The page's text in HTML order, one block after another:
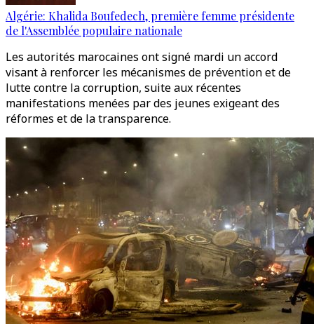
Algérie: Khalida Boufedech, première femme présidente
de l'Assemblée populaire nationale
Les autorités marocaines ont signé mardi un accord
visant à renforcer les mécanismes de prévention et de
lutte contre la corruption, suite aux récentes
manifestations menées par des jeunes exigeant des
réformes et de la transparence.